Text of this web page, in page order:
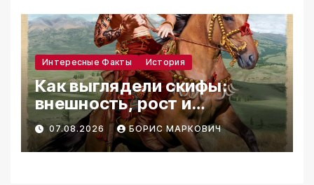
Интересные Факты История
Как выглядели скифы:
внешность, рост и
реконструкции
07.08.2026 БОРИС МАРКОВИЧ